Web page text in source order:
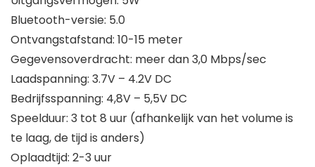
Bluetooth-versie: 5.0
Ontvangstafstand: 10-15 meter
Gegevensoverdracht: meer dan 3,0 Mbps/sec
Laadspanning: 3.7V – 4.2V DC
Bedrijfsspanning: 4,8V – 5,5V DC
Speelduur: 3 tot 8 uur (afhankelijk van het volume is
te laag, de tijd is anders)
Oplaadtijd: 2-3 uur